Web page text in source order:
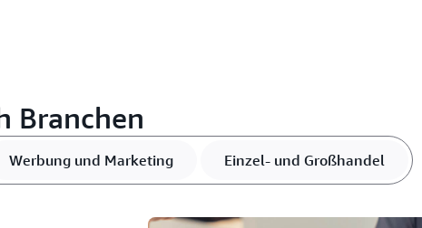
Branchen
Werbung und Marketing Einzel- und Großhandel